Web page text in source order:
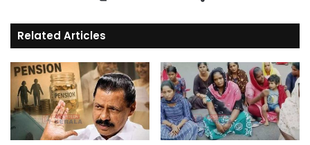
Related Articles